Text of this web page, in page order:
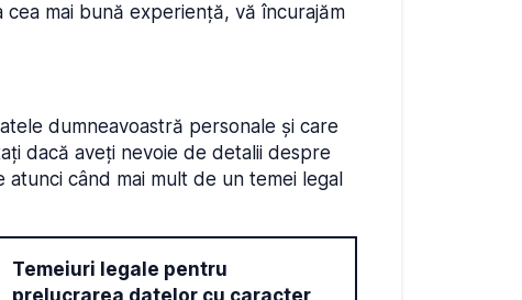
mai bună experiență, vă încurajăm
dumneavoastră personale și care
dacă aveți nevoie de detalii despre
când mai mult de un temei legal
Temeiuri legale pentru
prelucrarea datelor cu caracter